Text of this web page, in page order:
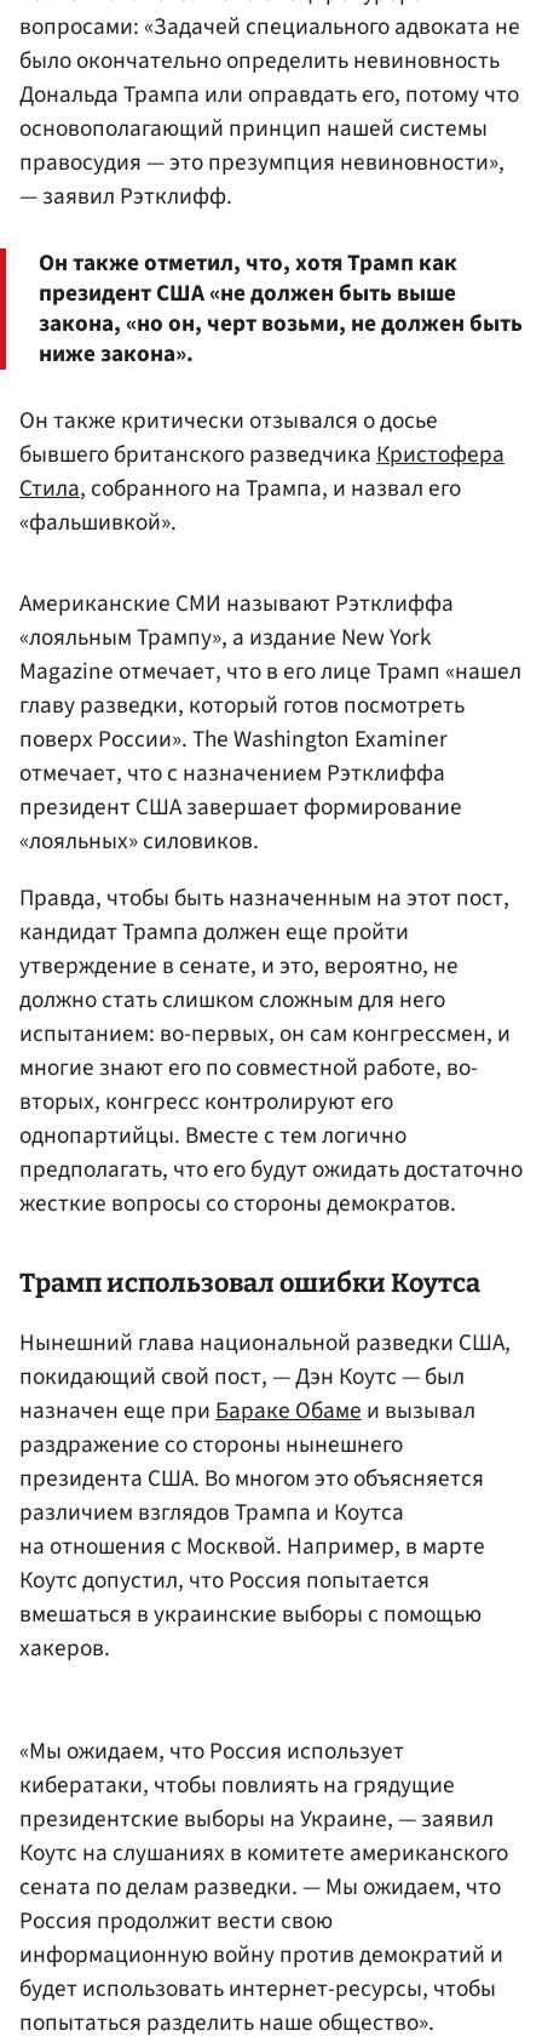
вопросами: «Задачей специального адвоката не
было окончательно определить невиновность
Дональда Трампа или оправдать его, потому что
основополагающий принцип нашей системы
правосудия — это презумпция невиновности»,
— заявил Рэтклифф.
Он также отметил, что, хотя Трамп как
президент США «не должен быть выше
закона, «но он, черт возьми, не должен быть
ниже закона».
Он также критически отзывался о досье
бывшего британского разведчикаКристофера
Стила, собранного на Трампа, и назвал его
«фальшивкой».
Американские СМИ называют Рэтклиффа
«лояльным Трампу», а издание New York
Magazine отмечает, что в его лице Трамп «нашел
главу разведки, который готов посмотреть
поверх России». The Washington Examiner
отмечает, что с назначением Рэтклиффа
президент США завершает формирование
«лояльных» силовиков.
Правда, чтобы быть назначенным на этот пост,
кандидат Трампа должен еще пройти
утверждение в сенате, и это, вероятно, не
должно стать слишком сложным для него
испытанием: во-первых, он сам конгрессмен, и
многие знают его по совместной работе, во-
вторых, конгресс контролируют его
однопартийцы. Вместе с тем логично
предполагать, что его будут ожидать достаточно
жесткие вопросы со стороны демократов.
Трамп использовал ошибки Коутса
Нынешний глава национальной разведки США,
покидающий свой пост, — Дэн Коутс — был
назначен еще при Бараке Обаме и вызывал
раздражение со стороны нынешнего
президента США. Во многом это объясняется
различием взглядов Трампа и Коутса
на отношения с Москвой. Например, в марте
Коутс допустил, что Россия попытается
вмешаться в украинские выборы с помощью
хакеров.
«Мы ожидаем, что Россия использует
кибератаки, чтобы повлиять на грядущие
президентские выборы на Украине, — заявил
Коутс на слушаниях в комитете американского
сената по делам разведки. — Мы ожидаем, что
Россия продолжит вести свою
информационную войну против демократий и
будет использовать интернет-ресурсы, чтобы
попытаться разделить наше общество».